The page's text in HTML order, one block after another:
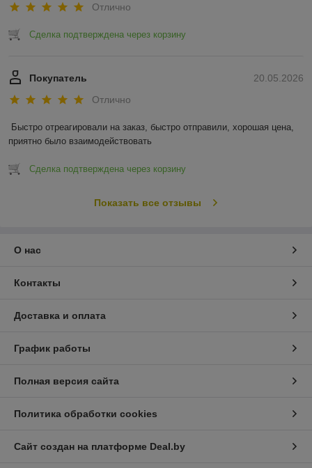
Отлично
Сделка подтверждена через корзину
20.05.2026
Покупатель
Отлично
Быстро отреагировали на заказ, быстро отправили, хорошая цена,
приятно было взаимодействовать
Сделка подтверждена через корзину
Показать все отзывы
О нас
Контакты
Доставка и оплата
График работы
Полная версия сайта
Политика обработки cookies
Сайт создан на платформе Deal.by